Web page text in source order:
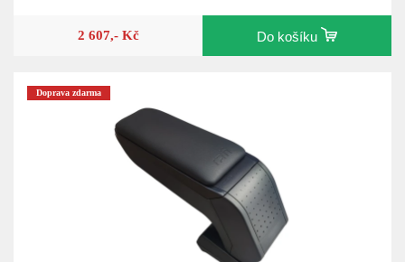
2 607,- Kč Do košíku
Doprava zdarma